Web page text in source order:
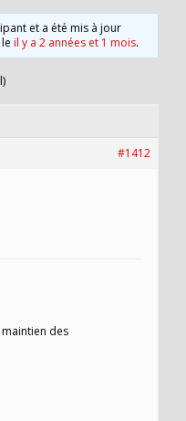
et a été mis à jour
leil y a 2 années et 1 mois.
#1412
des